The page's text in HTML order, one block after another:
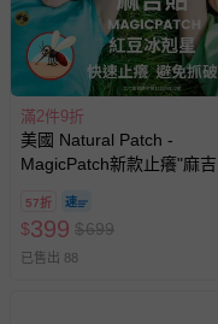
藥商許可執照字號：
產品製造日期：2023/
製造廠地址：9450
醫療器材許可證品
及黏性繃帶(未滅菌)
醫療器材廣告核准字
醫療器材許可證字號
滿2件9折
美國 Natural Patch -
MagicPatch新款止癢"麻吉
盒 未滅菌/蚊蟲叮咬/止癢/
(30入)
57折
$399 $699
已售出 88